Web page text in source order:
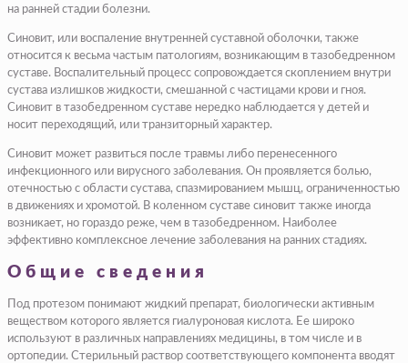
на ранней стадии болезни.
Синовит, или воспаление внутренней суставной оболочки, также
относится к весьма частым патологиям, возникающим в тазобедренном
суставе. Воспалительный процесс сопровождается скоплением внутри
сустава излишков жидкости, смешанной с частицами крови и гноя.
Синовит в тазобедренном суставе нередко наблюдается у детей и
носит переходящий, или транзиторный характер.
Синовит может развиться после травмы либо перенесенного
инфекционного или вирусного заболевания. Он проявляется болью,
отечностью с области сустава, спазмированием мышц, ограниченностью
в движениях и хромотой. В коленном суставе синовит также иногда
возникает, но гораздо реже, чем в тазобедренном. Наиболее
эффективно комплексное лечение заболевания на ранних стадиях.
Общие сведения
Под протезом понимают жидкий препарат, биологически активным
веществом которого является гиалуроновая кислота. Ее широко
используют в различных направлениях медицины, в том числе и в
ортопедии. Стерильный раствор соответствующего компонента вводят